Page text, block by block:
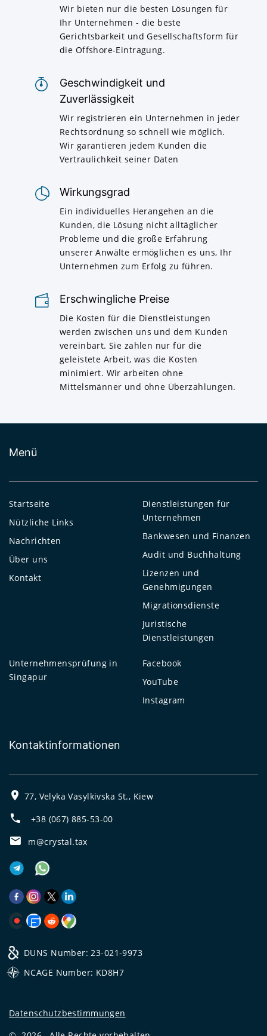
Wir bieten nur die besten Lösungen für
Ihr Unternehmen - die beste
Gerichtsbarkeit und Gesellschaftsform für
die Offshore-Eintragung.
Geschwindigkeit und
Zuverlässigkeit
Wir registrieren ein Unternehmen in jeder
Rechtsordnung so schnell wie möglich.
Wir garantieren jedem Kunden die
Vertraulichkeit seiner Daten
Wirkungsgrad
Ein individuelles Herangehen an die
Kunden, die Lösung nicht alltäglicher
Probleme und die große Erfahrung
unserer Anwälte ermöglichen es uns, Ihr
Unternehmen zum Erfolg zu führen.
Erschwingliche Preise
Die Kosten für die Dienstleistungen
werden zwischen uns und dem Kunden
vereinbart. Sie zahlen nur für die
geleistete Arbeit, was die Kosten
minimiert. Wir arbeiten ohne
Mittelsmänner und ohne Überzahlungen.
Menü
Startseite
Nützliche Links
Nachrichten
Über uns
Kontakt
Dienstleistungen für
Unternehmen
Bankwesen und Finanzen
Audit und Buchhaltung
Lizenzen und
Genehmigungen
Migrationsdienste
Juristische
Dienstleistungen
Unternehmensprüfung in
Singapur
Facebook
YouTube
Instagram
Kontaktinformationen
77, Velyka Vasylkivska St., Kiew
+38 (067) 885-53-00
m@crystal.tax
DUNS Number: 23-021-9973
NCAGE Number: KD8H7
Datenschutzbestimmungen